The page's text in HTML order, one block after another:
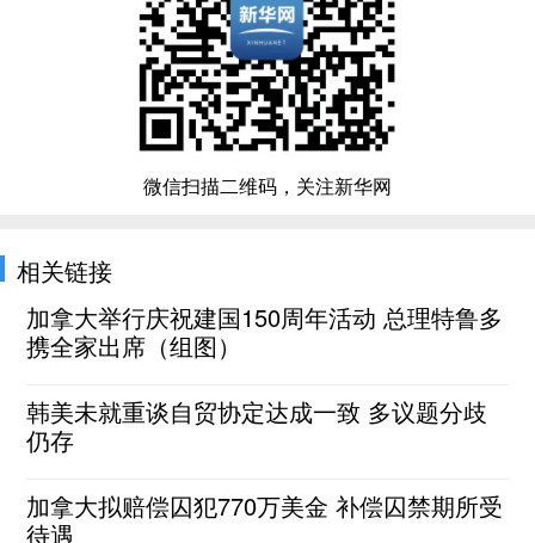
微信扫描二维码，关注新华网
相关链接
加拿大举行庆祝建国150周年活动 总理特鲁多
携全家出席（组图）
韩美未就重谈自贸协定达成一致 多议题分歧
仍存
加拿大拟赔偿囚犯770万美金 补偿囚禁期所受
待遇